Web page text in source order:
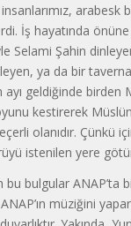
İş hayatında
Selami Şahin
ya da bir
ayı geldiğinde
kestirerek
olanıdır. Çünkü
istenilen yere
bu bulgular ANAP’ta
müziğini